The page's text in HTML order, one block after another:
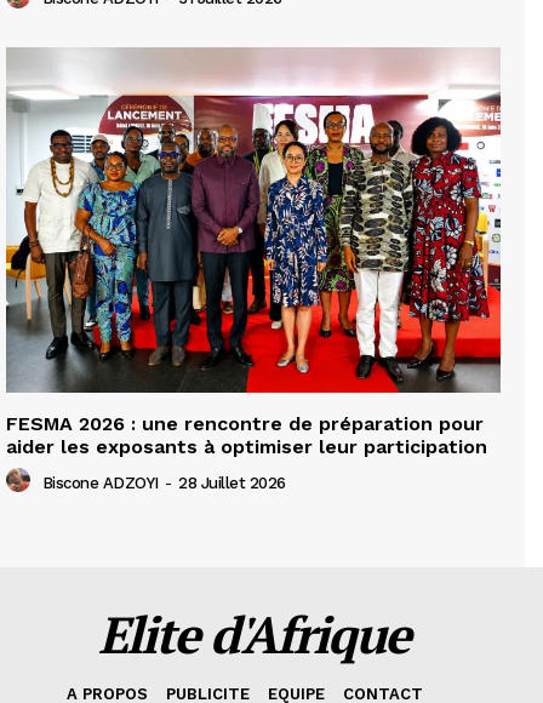
FESMA 2026 : une rencontre de préparation pour
aider les exposants à optimiser leur participation
Biscone ADZOYI - 28 Juillet 2026
Elite d'Afrique
A PROPOS PUBLICITE EQUIPE
CONTACT